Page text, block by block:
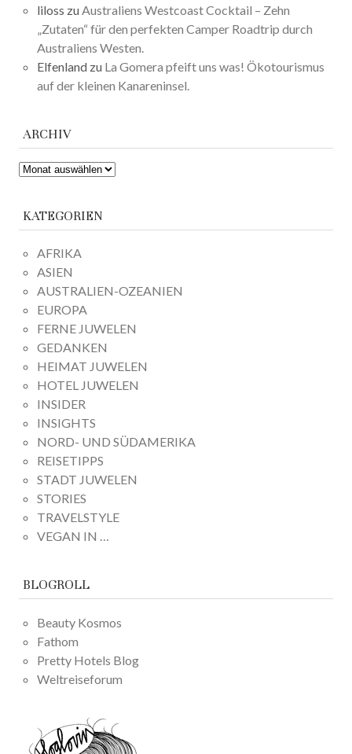
liloss zuAustraliens Westcoast Cocktail – Zehn
„Zutaten“ für den perfekten Camper Roadtrip durch
Australiens Westen.
Elfenland zu La Gomera pfeift uns was! Ökotourismus
auf der kleinen Kanareninsel.
ARCHIV
ARCHIV
KATEGORIEN
AFRIKA
ASIEN
AUSTRALIEN-OZEANIEN
EUROPA
FERNE JUWELEN
GEDANKEN
HEIMAT JUWELEN
HOTEL JUWELEN
INSIDER
INSIGHTS
NORD- UND SÜDAMERIKA
REISETIPPS
STADT JUWELEN
STORIES
TRAVELSTYLE
VEGAN IN …
BLOGROLL
Beauty Kosmos
Fathom
Pretty Hotels Blog
Weltreiseforum